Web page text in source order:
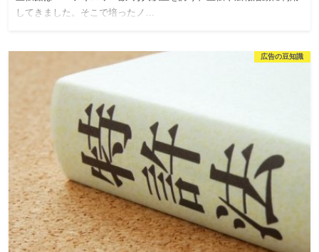
してきました。そこで培ったノ…
広告の豆知識